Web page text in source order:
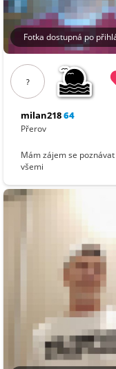
Fotka dostupná po
?
milan21864
Přerov
Mám zájem se poznávat
všemi